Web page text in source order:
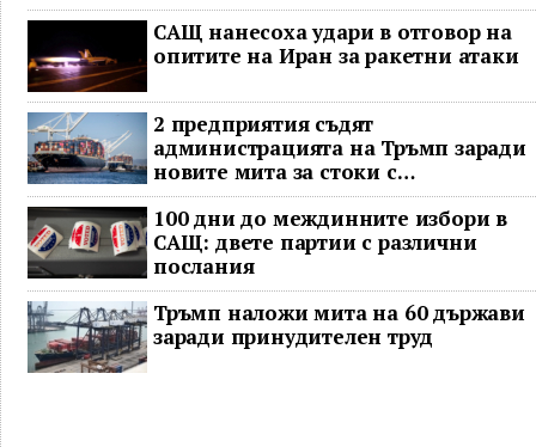
САЩ нанесоха удари в отговор на
опитите на Иран за ракетни атаки
2 предприятия съдят
администрацията на Тръмп заради
новите мита за стоки с
принудителен труд
100 дни до междинните избори в
САЩ: двете партии с различни
послания
Тръмп наложи мита на 60 държави
заради принудителен труд